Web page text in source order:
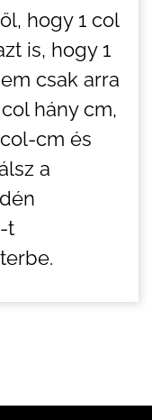
hogy 1 col
is, hogy 1
csak arra
hány cm,
cm és
a
t